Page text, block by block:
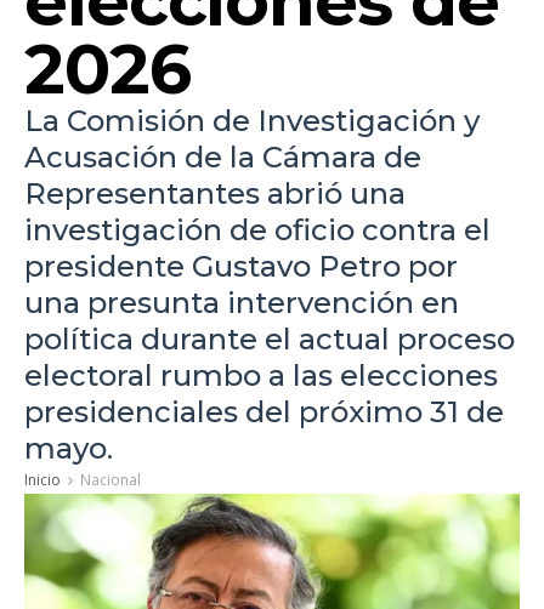
2026
La Comisión de Investigación y
Acusación de la Cámara de
Representantes abrió una
investigación de oficio contra el
presidente Gustavo Petro por
una presunta intervención en
política durante el actual proceso
electoral rumbo a las elecciones
presidenciales del próximo 31 de
mayo.
Inicio Nacional